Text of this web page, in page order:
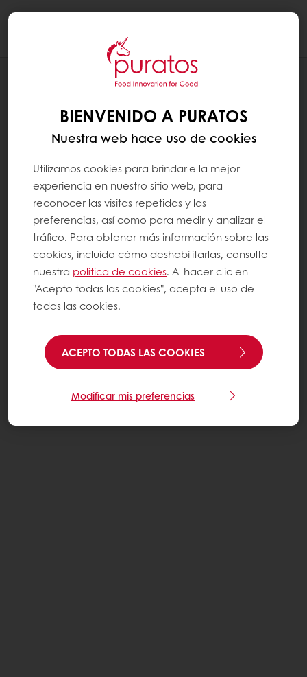
BIENVENIDO A PURATOS
Nuestra web hace uso de cookies
Utilizamos cookies para brindarle la mejor
experiencia en nuestro sitio web, para
reconocer las visitas repetidas y las
preferencias, así como para medir y analizar el
tráfico. Para obtener más información sobre las
cookies, incluido cómo deshabilitarlas, consulte
nuestra política de cookies. Al hacer clic en
"Acepto todas las cookies", acepta el uso de
todas las cookies.
ACEPTO TODAS LAS COOKIES
Modificar mis preferencias